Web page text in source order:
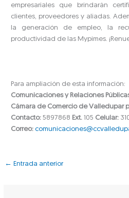
empresariales que brindarán
clientes, proveedores y aliadas.
la generación de empleo, la
productividad de las Mypimes.
Para ampliación de esta información:
Comunicaciones y Relaciones
Cámara de Comercio de Valledupar
Contacto: 5897868 Ext. 105 Celular:
Correo:
← Entrada anterior